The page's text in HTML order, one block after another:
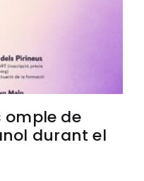
omple de
durant el